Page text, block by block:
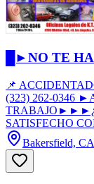
█►NO TE
📌
(323) 262-0346
SATISFECHO
Bakersfield, CA